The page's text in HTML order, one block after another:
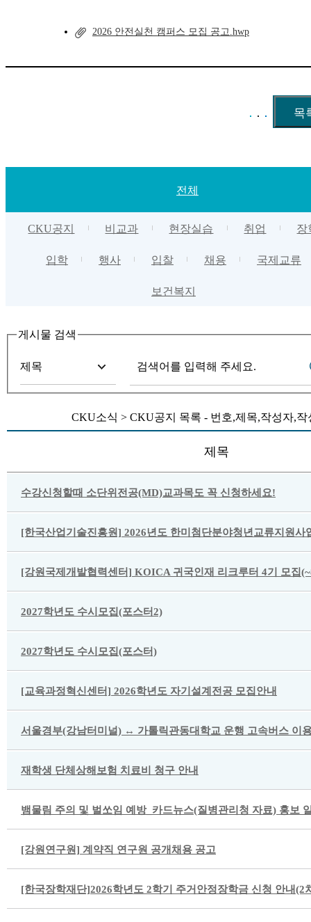
2026 안전실천 캠퍼스 모집 공고.hwp
전체
CKU공지 비교과 현장실습 취업 장
입학 행사 입찰 채용 국제교류
보건복지
게시물 검색
CKU소식 > CKU공지 목록 - 번호,제목,작성자,
제목
수강신청할때 소단위전공(MD)교과목도 꼭 신청하세요!
[한국산업기술진흥원] 2026년도 한미첨단분야청년교류지원사
[강원국제개발협력센터] KOICA 귀국인재 리크루터 4기 모집
2027학년도 수시모집(포스터2)
2027학년도 수시모집(포스터)
[교육과정혁신센터] 2026학년도 자기설계전공 모집안내
서울경부(강남터미널) ↔ 가톨릭관동대학교 운행 고속버스 이
재학생 단체상해보험 치료비 청구 안내
뱀물림 주의 및 벌쏘임 예방_카드뉴스(질병관리청 자료) 홍보
[강원연구원] 계약직 연구원 공개채용 공고
[한국장학재단]2026학년도 2학기 주거안정장학금 신청 안내(2